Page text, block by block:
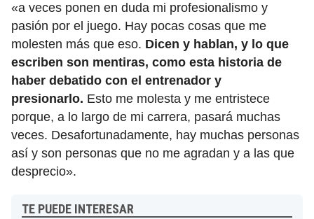
«a veces ponen en duda mi profesionalismo y
pasión por el juego. Hay pocas cosas que me
molesten más que eso. Dicen y hablan, y lo que
escriben son mentiras, como esta historia de
haber debatido con el entrenador y
presionarlo. Esto me molesta y me entristece
porque, a lo largo de mi carrera, pasará muchas
veces. Desafortunadamente, hay muchas personas
así y son personas que no me agradan y a las que
desprecio».
TE PUEDE INTERESAR